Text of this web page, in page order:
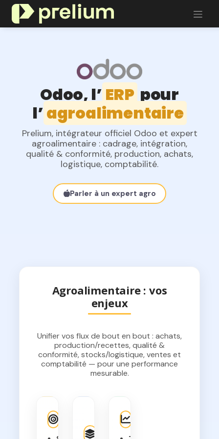
Se rendre au contenu
Odoo, l’ ERP pour
l’agroalimentaire
Prelium, intégrateur officiel Odoo et expert
agroalimentaire : cadrage, intégration,
qualité & conformité, production, achats,
logistique, comptabilité.
Parler à un expert agro
Agroalimentaire : vos
enjeux
Unifier vos flux de bout en bout : achats,
production/recettes, qualité &
conformité, stocks/logistique, ventes et
comptabilité — pour une performance
mesurable.